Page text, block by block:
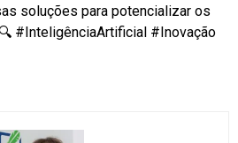
soluções para potencializar os
#InteligênciaArtificial #Inovação